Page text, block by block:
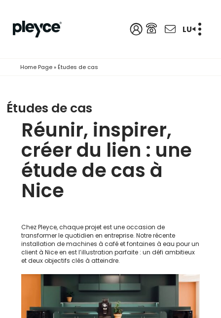
LU
Home Page» Études de cas
Études de cas
Réunir, inspirer,
créer du lien : une
étude de cas à
Nice
Chez Pleyce, chaque projet est une occasion de
transformer le quotidien en entreprise. Notre récente
installation de machines à café et fontaines à eau pour un
client à Nice en est l’illustration parfaite : un défi ambitieux
et deux objectifs clés à atteindre.